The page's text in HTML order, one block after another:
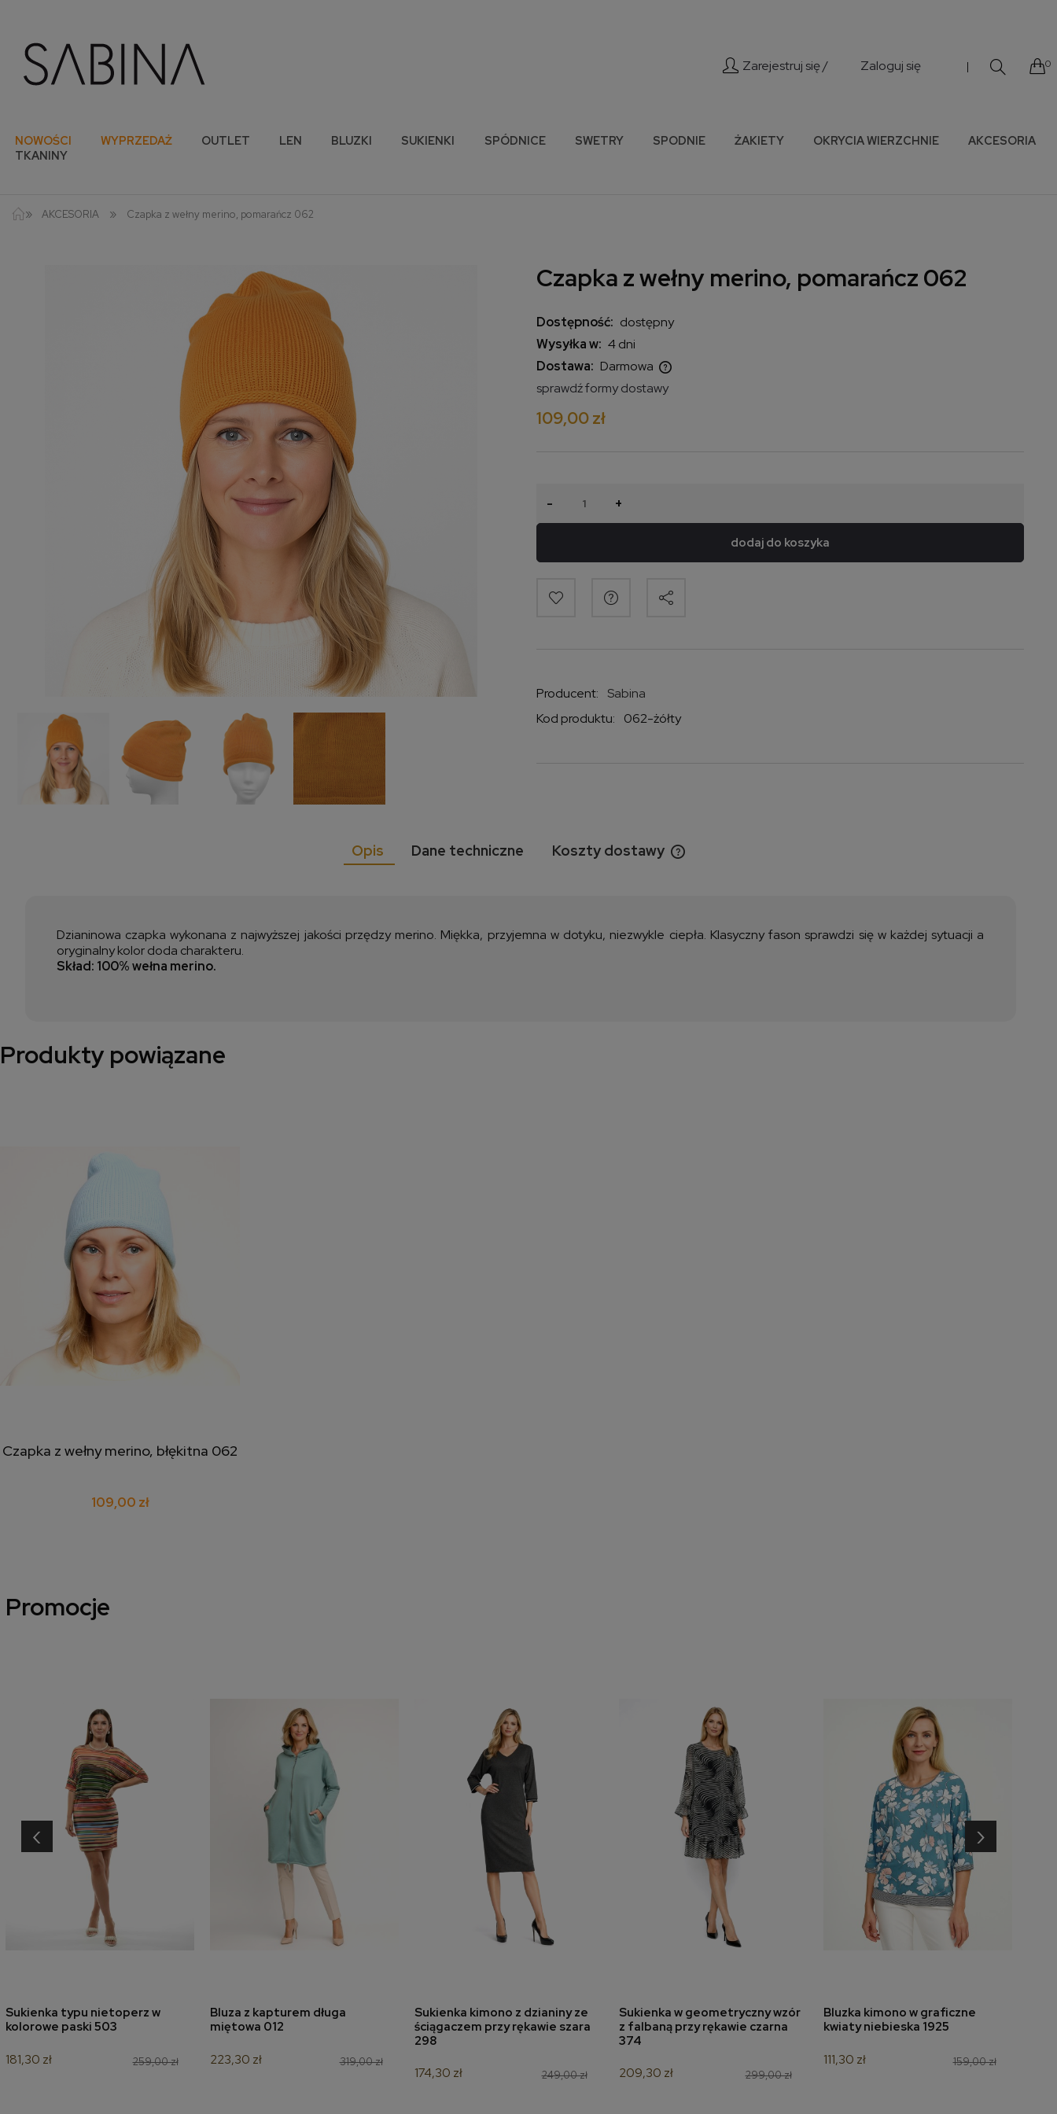
Zarejestruj się / Zaloguj się | 0
NOWOŚCI WYPRZEDAŻ OUTLET LEN BLUZKI SUKIENKI SPÓDNICE SWETRY SPODNIE ŻAKIETY OKRYCIA WIERZCHNIE
AKCESORIA
TKANINY
» AKCESORIA » Czapka z wełny merino, pomarańcz 062
Czapka z wełny merino, pomarańcz 062
Dostępność: dostępny
Wysyłka w: 4 dni
Dostawa: Darmowa
kosztów płatności
sprawdź formy dostawy
109,00 zł
- +
dodaj do koszyka
Producent:
Sabina
Kod produktu:
062-żółty
Opis Dane techniczne Koszty dostawy
Dzianinowa czapka wykonana z najwyższej jakości przędzy merino. Miękka, przyjemna w dotyku, niezwykle ciepła. Klasyczny fason sprawdzi się w każdej sytuacji a
oryginalny kolor doda charakteru.
Skład: 100% wełna merino.
Produkty powiązane
dodaj do koszyka
Czapka z wełny merino, błękitna 062
109,00 zł
Promocje
dodaj do koszyka
Sukienka typu nietoperz w
kolorowe paski 503
259,00 zł
181,30 zł
dodaj do koszyka
Bluza z kapturem długa
miętowa 012
319,00 zł
223,30 zł
dodaj do koszyka
Sukienka kimono z dzianiny ze
ściągaczem przy rękawie szara
298
249,00 zł
174,30 zł
dodaj do koszyka
Sukienka w geometryczny wzór
z falbaną przy rękawie czarna
374
299,00 zł
209,30 zł
dodaj do koszyka
Bluzka kimono w graficzne
kwiaty niebieska 1925
159,00 zł
111,30 zł
‹ ›